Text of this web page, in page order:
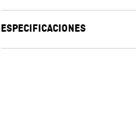
ESPECIFICACIONES